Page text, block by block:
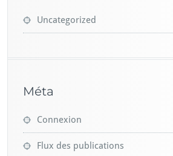
Uncategorized
Méta
Connexion
Flux des publications